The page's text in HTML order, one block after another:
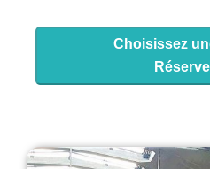
Choisissez